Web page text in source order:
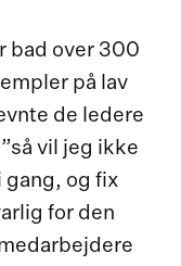
bad over 300
på lav
de ledere
vil jeg ikke
gang, og fix
for den